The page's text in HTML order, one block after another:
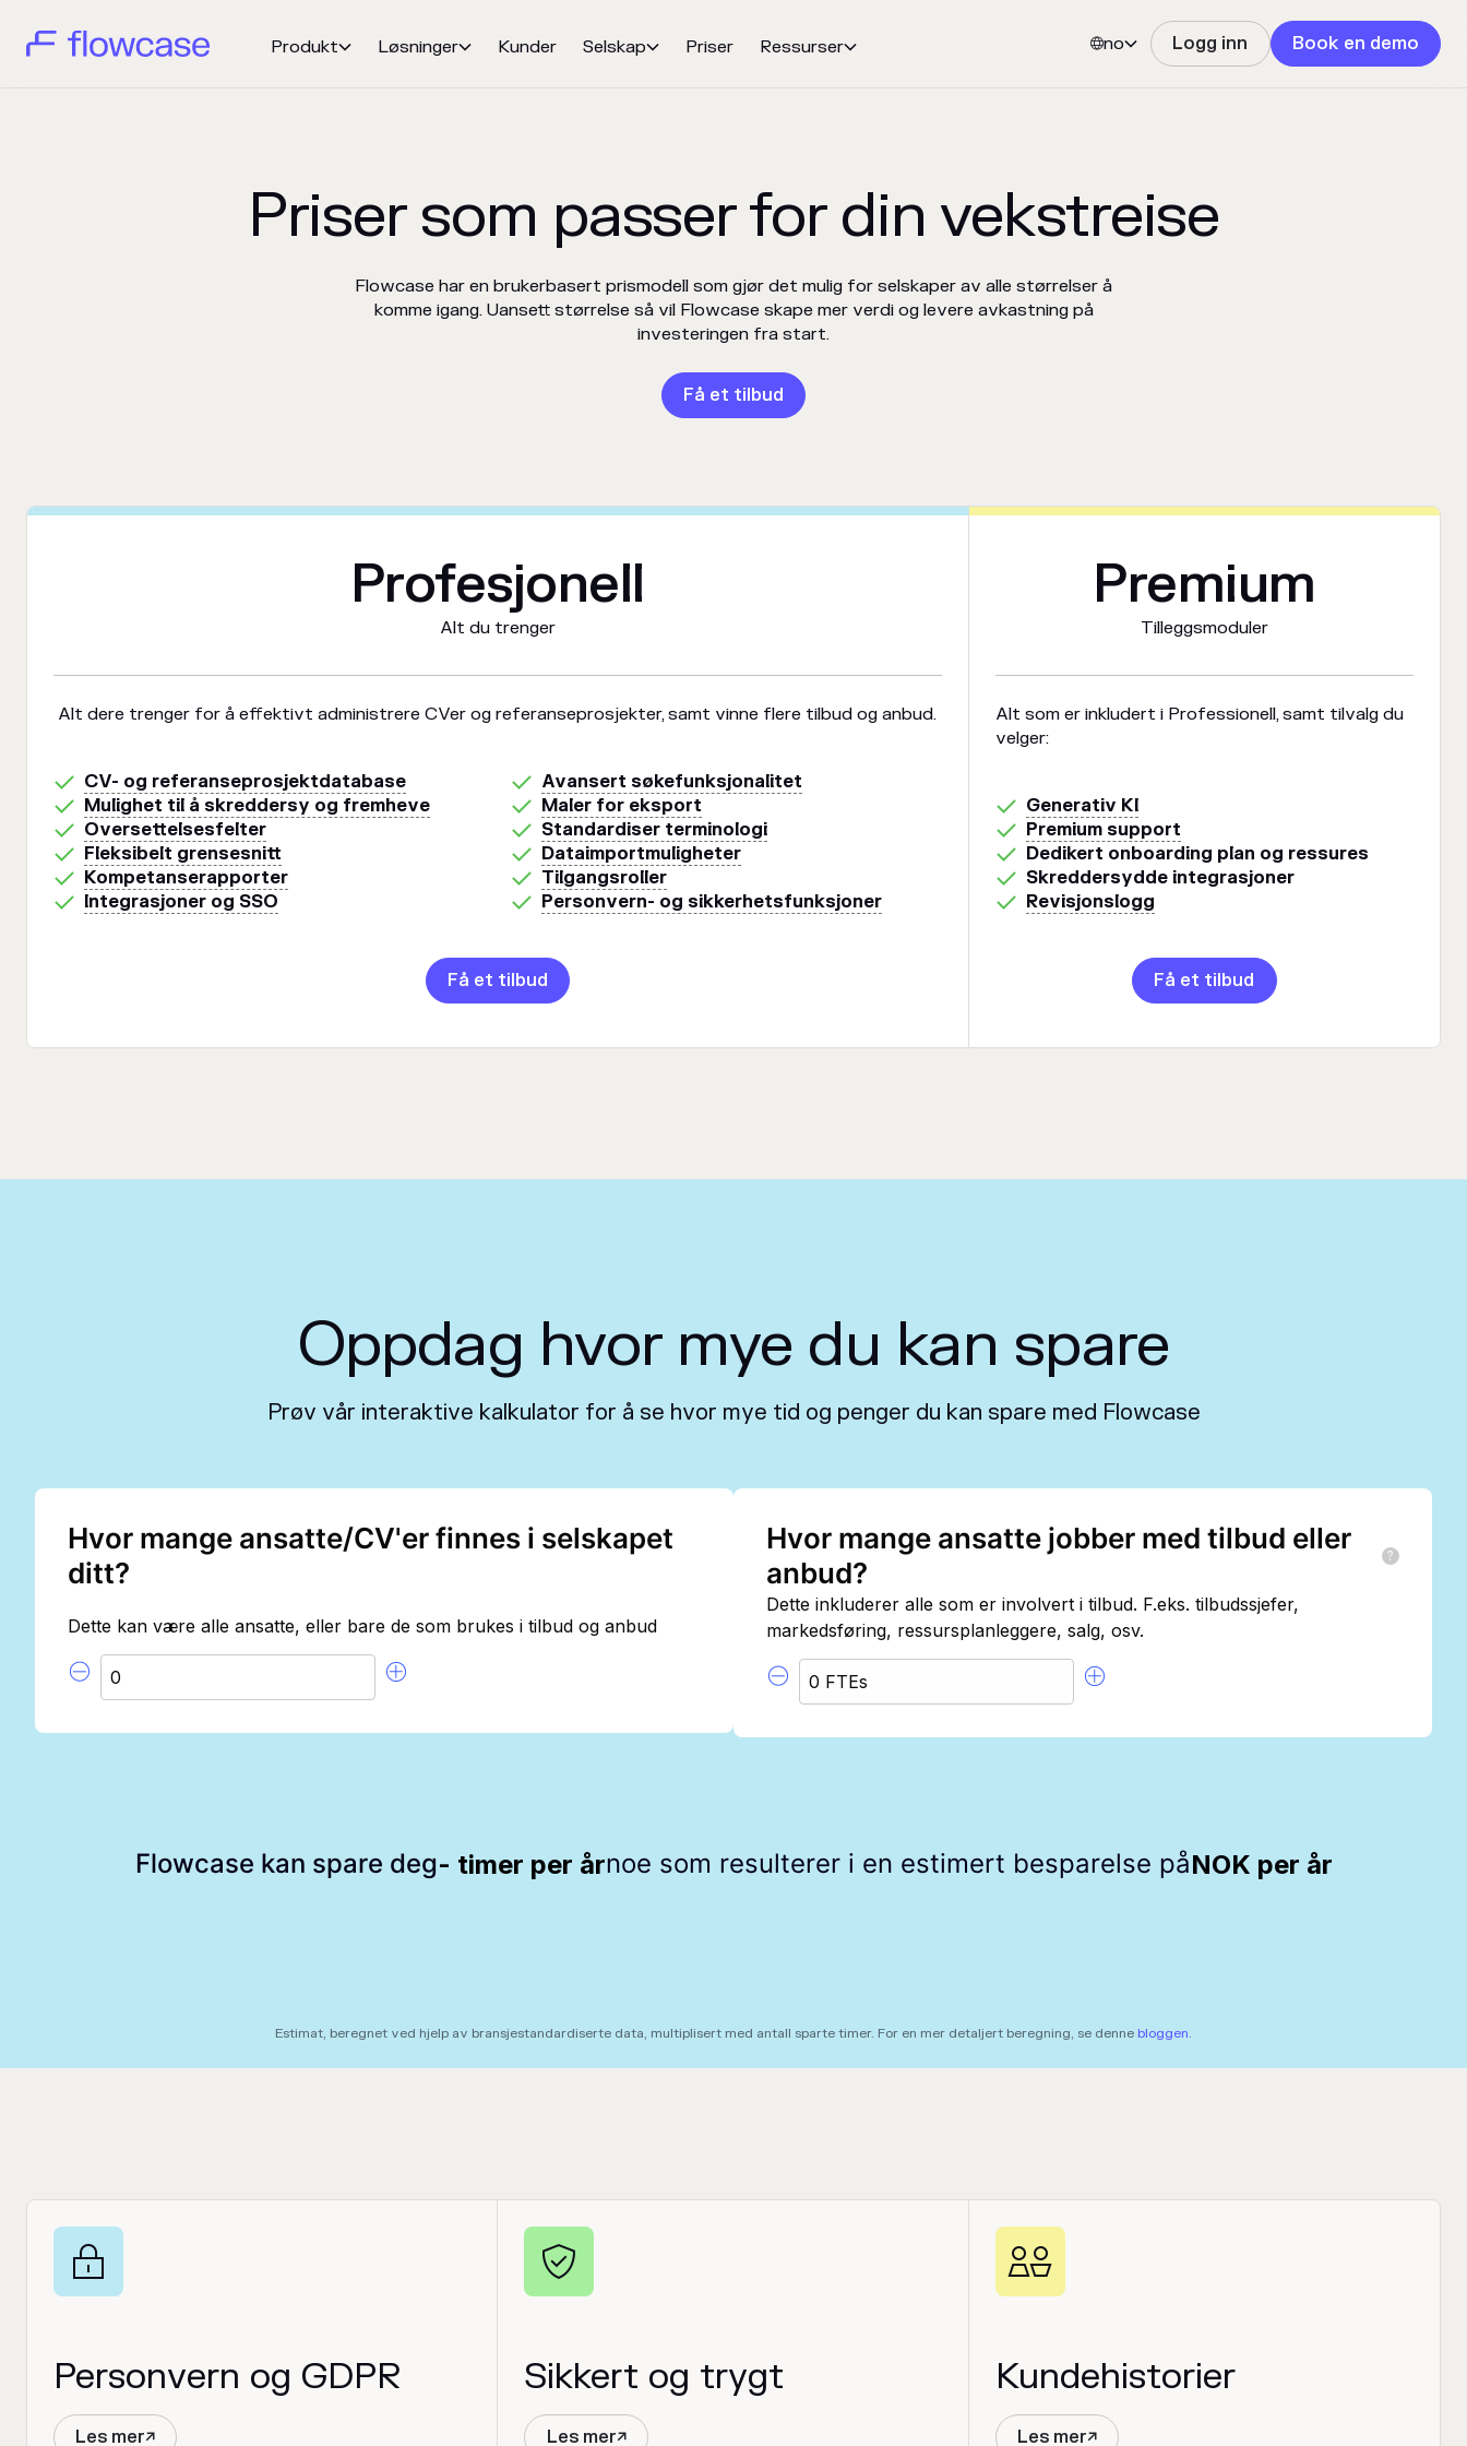
Produkt Løsninger Kunder Selskap Priser Ressurser no Logg inn Book en demo
Priser som passer for din vekstreise
Flowcase har en brukerbasert prismodell som gjør det mulig for selskaper av alle størrelser å
komme igang. Uansett størrelse så vil Flowcase skape mer verdi og levere avkastning på
investeringen fra start.
Få et tilbud
Profesjonell
Alt du trenger
Alt dere trenger for å effektivt administrere CVer og referanseprosjekter, samt vinne flere tilbud og anbud.
CV- og referanseprosjektdatabase
Mulighet til å skreddersy og fremheve
Oversettelsesfelter
Fleksibelt grensesnitt
Kompetanserapporter
Integrasjoner og SSO
Avansert søkefunksjonalitet
Maler for eksport
Standardiser terminologi
Dataimportmuligheter
Tilgangsroller
Personvern- og sikkerhetsfunksjoner
Få et tilbud
Premium
Tilleggsmoduler
Alt som er inkludert i Professionell, samt tilvalg du
velger:
Generativ KI
Premium support
Dedikert onboarding plan og ressures
Skreddersydde integrasjoner
Revisjonslogg
Få et tilbud
Oppdag hvor mye du kan spare
Prøv vår interaktive kalkulator for å se hvor mye tid og penger du kan spare med Flowcase
Estimat, beregnet ved hjelp av bransjestandardiserte data, multiplisert med antall sparte timer. For en mer detaljert beregning, se denne bloggen.

Personvern og GDPR
Les mer

Sikkert og trygt
Les mer

Kundehistorier
Les mer